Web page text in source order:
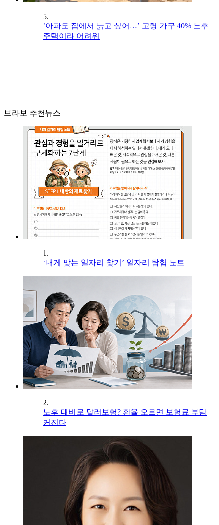
5.
‘아파도 집에서 늙고 싶어…’ 고령 가구 40% 노후
주택이라 어려워
브라보 추천뉴스
1.
‘내게 맞는 일자리 찾기’ 일자리 탐험 노트
2.
노후 대비로 달러보험? 환율 오르면 보험료 부담
커진다